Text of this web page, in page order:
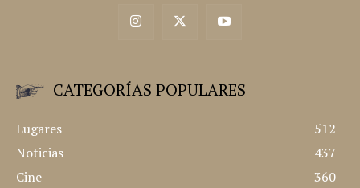
CATEGORÍAS POPULARES
Lugares
512
Noticias
437
Cine
360